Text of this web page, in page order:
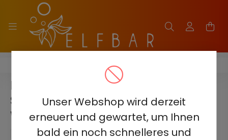
Unser Webshop wird derzeit
erneuert und gewartet, um Ihnen
bald ein noch schnelleres und
ELF BAR SOUR KING 40000
ELF BAR SOUR KING 40000 -
SAURER APFELBONBON 5% -
WIEDERAUFLADBAR